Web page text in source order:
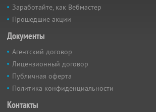
Заработайте, как Вебмастер
Прошедшие акции
Документы
Агентский договор
Лицензионный договор
Публичная оферта
Политика конфиденциальности
Контакты